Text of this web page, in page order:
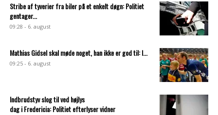
Stribe af tyverier fra biler på et enkelt døgn: Politiet
gentager...
09:28 - 6. august
Mathias Gidsel skal møde noget, han ikke er god til: I...
09:25 - 6. august
Indbrudstyv slog til ved højlys
dag i Fredericia: Politiet efterlyser vidner